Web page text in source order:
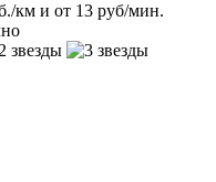
км и от 13 руб/мин.